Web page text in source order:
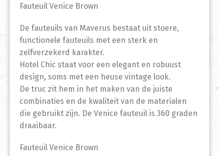
Fauteuil Venice Brown
De fauteuils van Maverus bestaat uit stoere,
functionele fauteuils met een sterk en
zelfverzekerd karakter.
Hotel Chic staat voor een elegant en robuust
design, soms met een heuse vintage look.
De truc zit hem in het maken van de juiste
combinaties en de kwaliteit van de materialen
die gebruikt zijn. De Venice fauteuil is 360 graden
draaibaar.
Fauteuil Venice Brown